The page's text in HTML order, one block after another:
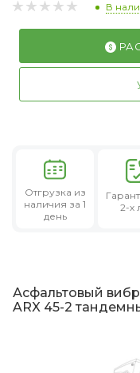
В
Отгрузка из
наличия за 1
день
2-х
Асфальтовый
ARX 45-2